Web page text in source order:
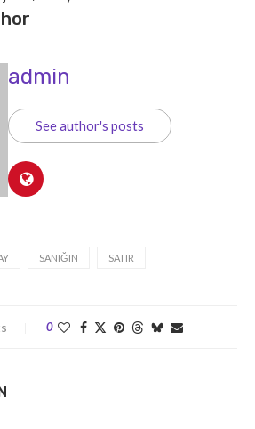
admin
See author's posts
SANIĞIN SATIR
0